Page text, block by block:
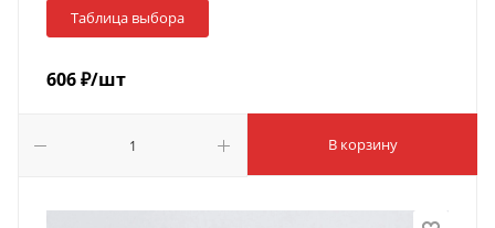
Таблица выбора
606₽/шт
В корзину